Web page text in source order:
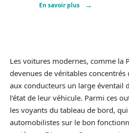
En savoir plus
Les voitures modernes, comme la
devenues de véritables
aux conducteurs un large éventail
l’état de leur véhicule. Parmi ces
les voyants du tableau de bord,
automobilistes sur le bon